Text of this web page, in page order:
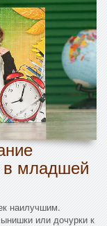
в младшей
наилучшим.
или дочурки к